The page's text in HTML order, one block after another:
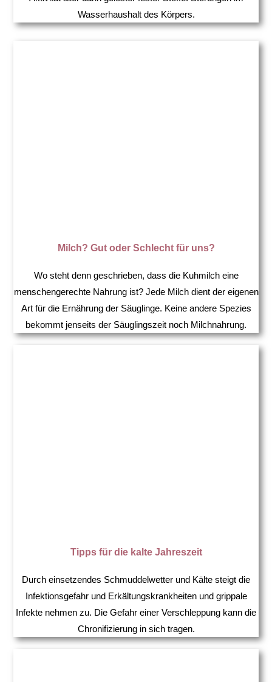
Wasserhaushalt des Körpers.
Milch? Gut oder Schlecht für uns?
Wo steht denn geschrieben, dass die Kuhmilch eine
menschengerechte Nahrung ist? Jede Milch dient der eigenen
Art für die Ernährung der Säuglinge. Keine andere Spezies
bekommt jenseits der Säuglingszeit noch Milchnahrung.
Tipps für die kalte Jahreszeit
Durch einsetzendes Schmuddelwetter und Kälte steigt die
Infektionsgefahr und Erkältungskrankheiten und grippale
Infekte nehmen zu. Die Gefahr einer Verschleppung kann die
Chronifizierung in sich tragen.